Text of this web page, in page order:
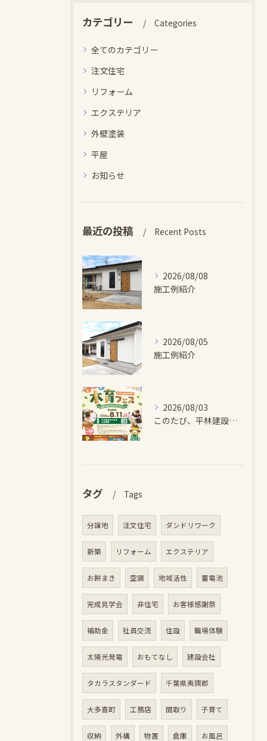
カテゴリー Categories
全てのカテゴリー
注文住宅
リフォーム
エクステリア
外壁塗装
平屋
お知らせ
最近の投稿 Recent Posts
2026/08/08
施工例紹介
2026/08/05
施工例紹介
2026/08/03
このたび、平林建設では、お子さまが木とふれあい・木について学...
タグ Tags
分譲地 注文住宅 ダンドリワーク
新築 リフォーム エクステリア
お餅まき 空調 地域活性 蓄電池
完成見学会 非住宅 お客様感謝祭
補助金 社員交流 住設 職場体験
太陽光発電 おもてなし 建設会社
タカラスタンダード 千葉県夷隅郡
大多喜町 工務店 間取り 子育て
収納 外構 物置 倉庫 お風呂